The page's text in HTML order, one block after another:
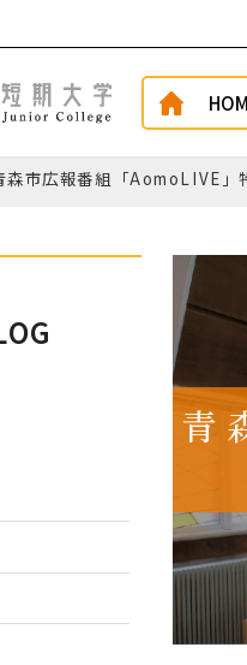
森市広報番組「AomoLIVE」
青